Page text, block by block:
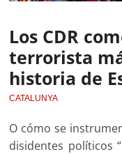
Los CDR
terrorista
historia de
CATALUNYA
O cómo se
disidentes políticos